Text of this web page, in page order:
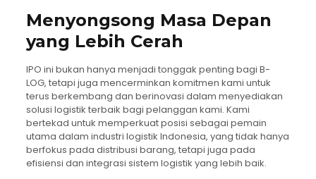
Menyongsong Masa Depan
yang Lebih Cerah
IPO ini bukan hanya menjadi tonggak penting bagi B-
LOG, tetapi juga mencerminkan komitmen kami untuk
terus berkembang dan berinovasi dalam menyediakan
solusi logistik terbaik bagi pelanggan kami. Kami
bertekad untuk memperkuat posisi sebagai pemain
utama dalam industri logistik Indonesia, yang tidak hanya
berfokus pada distribusi barang, tetapi juga pada
efisiensi dan integrasi sistem logistik yang lebih baik.